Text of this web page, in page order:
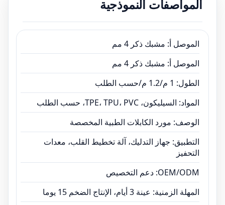
التحفيز
المهلة الزمنية: عينة 3 أيام، الإنتاج الضخم 15 يوما
مصطلح الدفع: ترينيداد وتوباغو، باي بال، بطاقة
الائتمان
الشهادة: ISO13485، CE، ROHS، لجنة الاتصالات
الفدرالية
المواصفات النموذجية
الموصل أ: مشبك ذكر 4 مم
الموصل أ: مشبك ذكر 4 مم
الطول: 1 م/1.2 م/حسب الطلب
المواد: السيليكون، TPE، TPU، PVC، حسب الطلب
الوصف: مورد الكابلات الطبية المخصصة
التطبيق: جهاز التدليك، آلة تخطيط القلب، معدات
التحفيز
OEM/ODM: دعم التخصيص
المهلة الزمنية: عينة 3 أيام، الإنتاج الضخم 15 يوما